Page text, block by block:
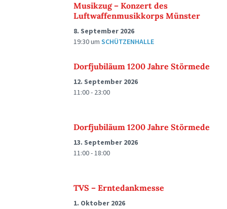
Musikzug – Konzert des
Luftwaffenmusikkorps Münster
8. September 2026
19:30um SCHÜTZENHALLE
Dorfjubiläum 1200 Jahre Störmede
12. September 2026
11:00 - 23:00
Dorfjubiläum 1200 Jahre Störmede
13. September 2026
11:00 - 18:00
TVS – Erntedankmesse
1. Oktober 2026